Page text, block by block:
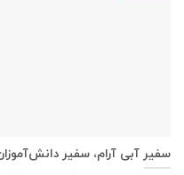
سفیر آبی آرام، سفیر